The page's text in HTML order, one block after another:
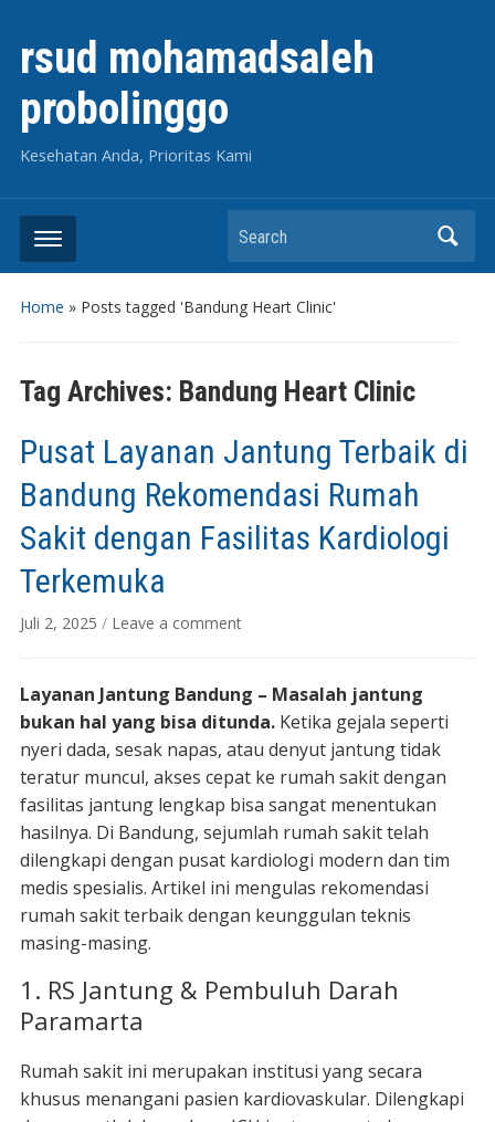
rsud mohamadsaleh
probolinggo
Kesehatan Anda, Prioritas Kami
Search
Home » Posts tagged 'Bandung Heart Clinic'
Tag Archives: Bandung Heart Clinic
Pusat Layanan Jantung Terbaik di
Bandung Rekomendasi Rumah
Sakit dengan Fasilitas Kardiologi
Terkemuka
Juli 2, 2025 / Leave a comment
Layanan Jantung Bandung – Masalah jantung
bukan hal yang bisa ditunda.Ketika gejala seperti
nyeri dada, sesak napas, atau denyut jantung tidak
teratur muncul, akses cepat ke rumah sakit dengan
fasilitas jantung lengkap bisa sangat menentukan
hasilnya. Di Bandung, sejumlah rumah sakit telah
dilengkapi dengan pusat kardiologi modern dan tim
medis spesialis. Artikel ini mengulas rekomendasi
rumah sakit terbaik dengan keunggulan teknis
masing-masing.
1. RS Jantung & Pembuluh Darah
Paramarta
Rumah sakit ini merupakan institusi yang secara
khusus menangani pasien kardiovaskular. Dilengkapi